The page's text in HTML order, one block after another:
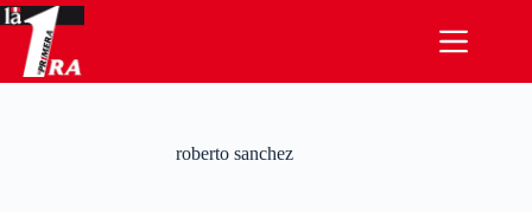
Saltar
al
contenido
roberto sanchez